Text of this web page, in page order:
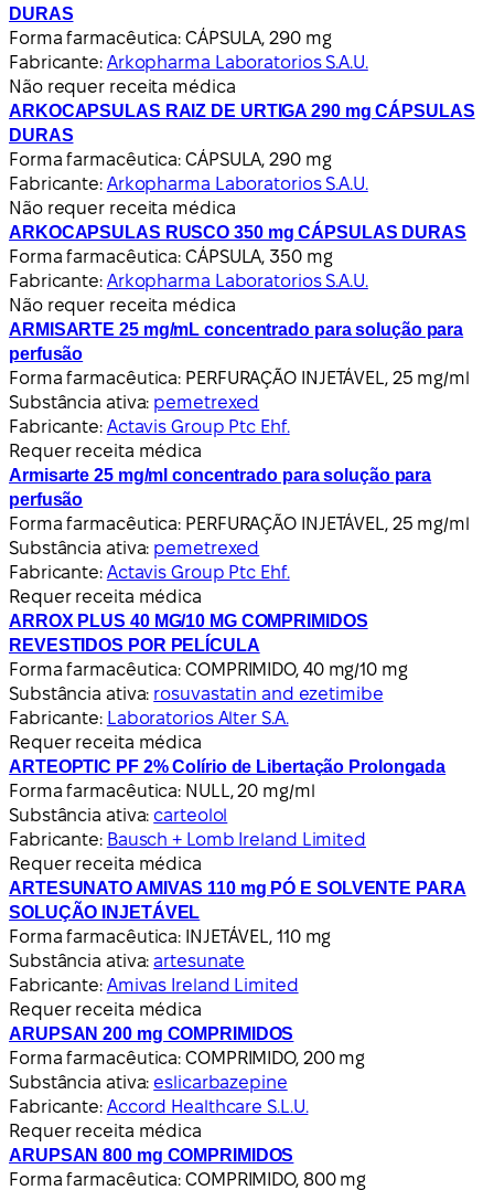
DURAS
Forma farmacêutica: CÁPSULA, 290 mg
Fabricante: Arkopharma Laboratorios S.A.U.
Não requer receita médica
ARKOCAPSULAS RAIZ DE URTIGA 290 mg CÁPSULAS
DURAS
Forma farmacêutica: CÁPSULA, 290 mg
Fabricante: Arkopharma Laboratorios S.A.U.
Não requer receita médica
ARKOCAPSULAS RUSCO 350 mg CÁPSULAS DURAS
Forma farmacêutica: CÁPSULA, 350 mg
Fabricante: Arkopharma Laboratorios S.A.U.
Não requer receita médica
ARMISARTE 25 mg/mL concentrado para solução para
perfusão
Forma farmacêutica: PERFURAÇÃO INJETÁVEL, 25 mg/ml
Substância ativa: pemetrexed
Fabricante: Actavis Group Ptc Ehf.
Requer receita médica
Armisarte 25 mg/ml concentrado para solução para
perfusão
Forma farmacêutica: PERFURAÇÃO INJETÁVEL, 25 mg/ml
Substância ativa: pemetrexed
Fabricante: Actavis Group Ptc Ehf.
Requer receita médica
ARROX PLUS 40 MG/10 MG COMPRIMIDOS
REVESTIDOS POR PELÍCULA
Forma farmacêutica: COMPRIMIDO, 40 mg/10 mg
Substância ativa: rosuvastatin and ezetimibe
Fabricante: Laboratorios Alter S.A.
Requer receita médica
ARTEOPTIC PF 2% Colírio de Libertação Prolongada
Forma farmacêutica: NULL, 20 mg/ml
Substância ativa: carteolol
Fabricante: Bausch + Lomb Ireland Limited
Requer receita médica
ARTESUNATO AMIVAS 110 mg PÓ E SOLVENTE PARA
SOLUÇÃO INJETÁVEL
Forma farmacêutica: INJETÁVEL, 110 mg
Substância ativa:artesunate
Fabricante: Amivas Ireland Limited
Requer receita médica
ARUPSAN 200 mg COMPRIMIDOS
Forma farmacêutica: COMPRIMIDO, 200 mg
Substância ativa: eslicarbazepine
Fabricante: Accord Healthcare S.L.U.
Requer receita médica
ARUPSAN 800 mg COMPRIMIDOS
Forma farmacêutica: COMPRIMIDO, 800 mg